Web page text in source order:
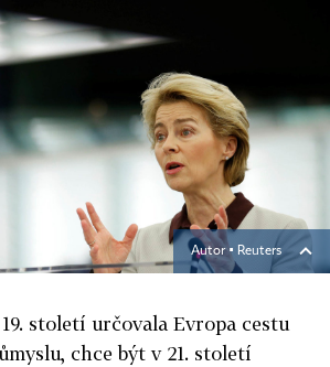
Autor ▪ Reuters
století určovala Evropa cestu
chce být v 21. století